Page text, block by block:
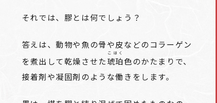
それでは、膠とは何でしょう？
答えは、動物や魚の骨や皮などのコラーゲン
を煮出して乾燥させた琥珀
こはく
色のかたまりで、
接着剤や凝固剤のような働きをします。